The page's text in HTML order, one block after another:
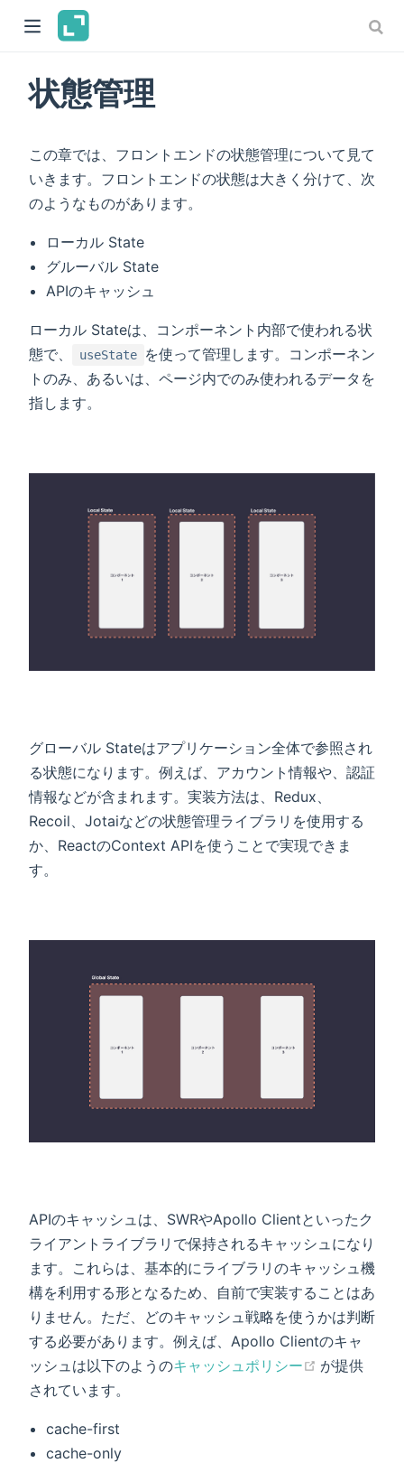
状態管理
この章では、フロントエンドの状態管理について見て
いきます。フロントエンドの状態は大きく分けて、次
のようなものがあります。
ローカル State
グルーバル State
APIのキャッシュ
ローカル Stateは、コンポーネント内部で使われる状
態で、
useState
を使って管理します。コンポーネン
トのみ、あるいは、ページ内でのみ使われるデータを
指します。
グローバル Stateはアプリケーション全体で参照され
る状態になります。例えば、アカウント情報や、認証
情報などが含まれます。実装方法は、Redux、
Recoil、Jotaiなどの状態管理ライブラリを使用する
か、ReactのContext APIを使うことで実現できま
す。
APIのキャッシュは、SWRやApollo Clientといったク
ライアントライブラリで保持されるキャッシュになり
ます。これらは、基本的にライブラリのキャッシュ機
構を利用する形となるため、自前で実装することはあ
りません。ただ、どのキャッシュ戦略を使うかは判断
する必要があります。例えば、Apollo Clientのキャ
ッシュは以下のようのキャッシュポリシー (opens
が提供
されています。
cache-first
cache-only